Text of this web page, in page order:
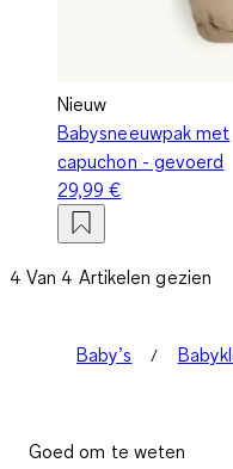
Nieuw
Babysneeuwpak met
capuchon - gevoerd
29,99 €
4 Van 4 Artikelen gezien
Baby’s
Goed om te weten